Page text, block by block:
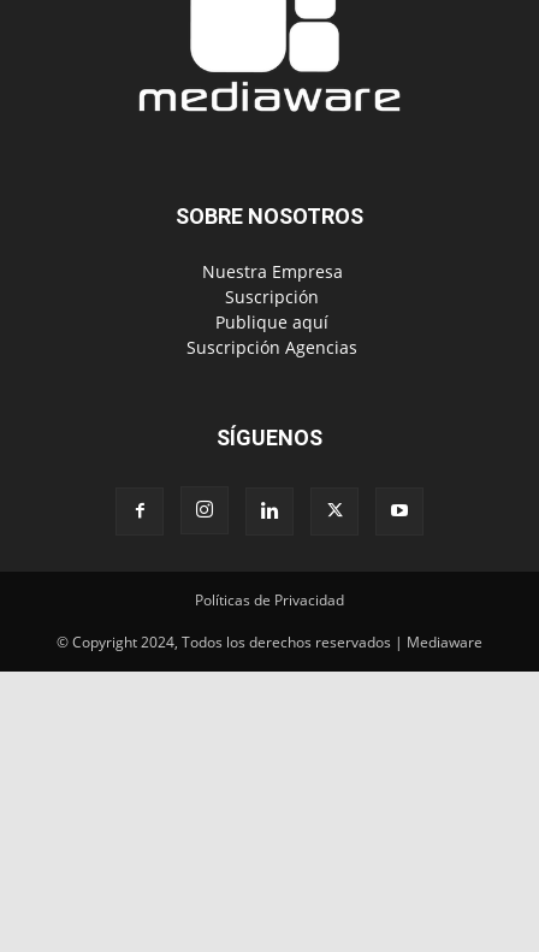
SOBRE NOSOTROS
‎ Nuestra Empresa
‎ Suscripción
‎ Publique aquí
‎ Suscripción Agencias
SÍGUENOS
Políticas de Privacidad
© Copyright 2024, Todos los derechos reservados | Mediaware